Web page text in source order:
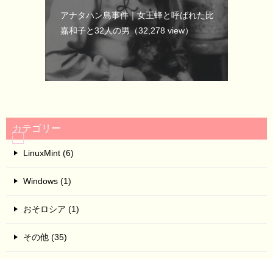
アナタハン島事件｜女王蜂と呼ばれた比
嘉和子と32人の男（32,278 view）
カテゴリー
LinuxMint (6)
Windows (1)
おそロシア (1)
その他 (35)